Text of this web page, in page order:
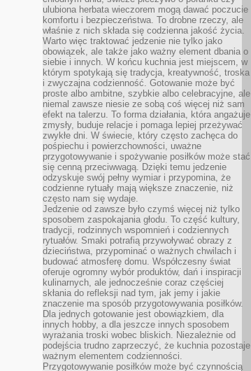
ulubiona herbata wieczorem mogą dawać poczucie
komfortu i bezpieczeństwa. To drobne rzeczy, ale
właśnie z nich składa się codzienna jakość życia.
Warto więc traktować jedzenie nie tylko jako
obowiązek, ale także jako ważny element dbania o
siebie i innych. W końcu kuchnia jest miejscem, w
którym spotykają się tradycja, kreatywność, troska
i zwyczajna codzienność. Gotowanie może być
proste albo ambitne, szybkie albo celebracyjne, ale
niemal zawsze niesie ze sobą coś więcej niż sam
efekt na talerzu. To forma działania, która angażuje
zmysły, buduje relacje i pomaga lepiej przeżywać
zwykłe dni. W świecie, który często zachęca do
pośpiechu i powierzchowności, uważne
przygotowywanie i spożywanie posiłków może stać
się cenną przeciwwagą. Dzięki temu jedzenie
odzyskuje swój pełny wymiar i przypomina, że
codzienne rytuały mają większe znaczenie, niż
często nam się wydaje.
Jedzenie od zawsze było czymś więcej niż tylko
sposobem zaspokajania głodu. To część kultury,
tradycji, rodzinnych wspomnień i codziennych
rytuałów. Smaki potrafią przywoływać obrazy z
dzieciństwa, przypominać o ważnych chwilach i
budować atmosferę domu. Współczesny świat
oferuje ogromny wybór produktów, dań i inspiracji
kulinarnych, ale jednocześnie coraz częściej
skłania do refleksji nad tym, jak jemy i jakie
znaczenie ma sposób przygotowywania posiłków.
Dla jednych gotowanie jest obowiązkiem, dla
innych hobby, a dla jeszcze innych sposobem
wyrażania troski wobec bliskich. Niezależnie od
podejścia trudno zaprzeczyć, że kuchnia pozostaje
ważnym elementem codzienności.
Przygotowywanie posiłków może być czynnością